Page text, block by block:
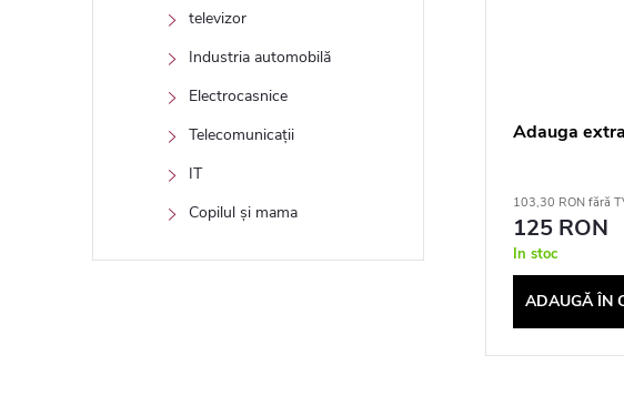
televizor
Industria automobilă
Electrocasnice
Telecomunicații
IT
Copilul și mama
Check-in prioritar!
16,50 RON
Adauga
103,30 RON fără
125 RON
In stoc
ADAUGĂ ÎN